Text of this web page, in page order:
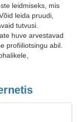
leidmiseks, mis
leida pruudi,
tutvusi.
huve arvestavad
profiiliotsingu abil.